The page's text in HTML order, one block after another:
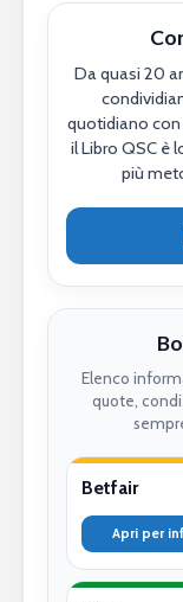
Da quasi 20
quotidiano con
il Libro QSC è
più
Elenco
quote,
Betfair
Apri per